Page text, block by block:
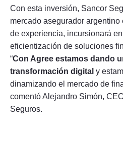
Con esta inversión, Sancor
mercado asegurador
de experiencia, incursionará
eficientización de soluciones
“Con Agree estamos dando
transformación digital y
dinamizando el mercado de
comentó Alejandro Simón,
Seguros.